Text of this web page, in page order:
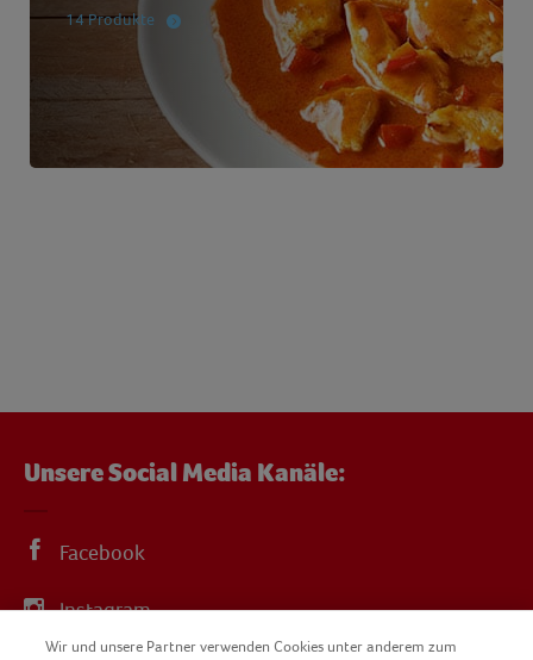
14 Produkte
Unsere Social Media Kanäle:
Facebook
Instagram
Wir und unsere Partner verwenden Cookies unter anderem zum